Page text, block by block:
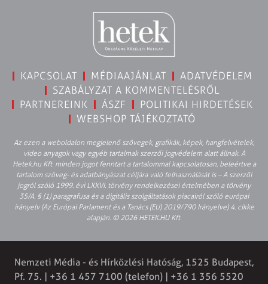
KAPCSOLAT MÉDIAAJÁNLAT
ADATVÉDELEM
SZABÁLYZAT A KOMMENTELÉSRŐL
PARTNEREINK
ÁSZF
POLITIKAI HIRDETÉSEK
WEBSHOP TÁJÉKOZTATÓ
Az ezen a weboldalon megjelenő szövegek, grafikák, képek, hangfelvételek,
video anyagok vagy egyéb tartalmak szerzői jogvédelem alatt állnak. A
Hetek.hu Kft. minden jogot fenntart a tartalommal kapcsolatosan, beleértve a
tartalom szöveg- és adatbányászat céljára való felhasználását is – A szerzői
jogról szóló 1999. évi LXXVI. törvény rendelkezései értelmében a törvény
35/A. § (1) paragrafusa és a digitális szolgáltatások piacairól szóló európai
irányelv (Az Európai Parlament és a Tanács (EU) 2019/790 Irányelve) 4. cikke
alapján. © 2026 HETEK.HU Kft.
Nemzeti Média - és Hírközlési Hatóság, 1525 Budapest,
Pf. 75. | +36 1 457 7100 (telefon) | +36 1 356 5520